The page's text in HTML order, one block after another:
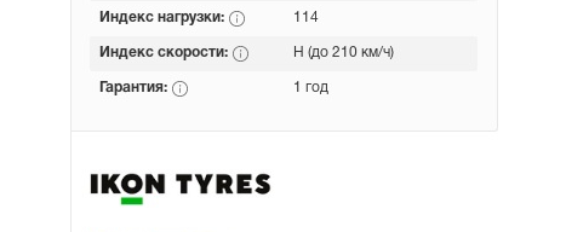
Индекс нагрузки: 114
Индекс скорости: H (до 210 км/ч)
Гарантия: 1 год